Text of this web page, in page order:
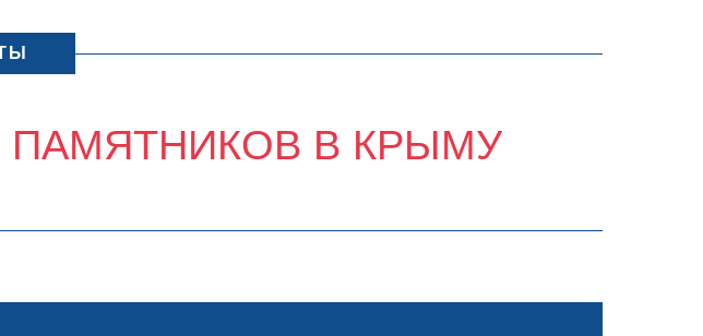
ПАМЯТНИКОВ В КРЫМУ